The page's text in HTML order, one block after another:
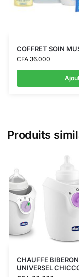
COFFRET SOIN
CFA36.000
Produits
CHAUFFE BIBERON
UNIVERSEL